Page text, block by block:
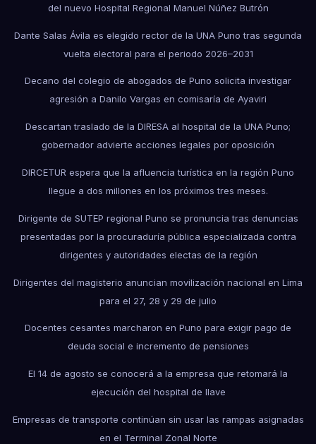
del nuevo Hospital Regional Manuel Núñez Butrón
Dante Salas Ávila es elegido rector de la UNA Puno tras segunda
vuelta electoral para el periodo 2026–2031
Decano del colegio de abogados de Puno solicita investigar
agresión a Danilo Vargas en comisaría de Ayaviri
Descartan traslado de la DIRESA al hospital de la UNA Puno;
gobernador advierte acciones legales por oposición
DIRCETUR espera que la afluencia turística en la región Puno
llegue a dos millones en los próximos tres meses.
Dirigente de SUTEP regional Puno se pronuncia tras denuncias
presentadas por la procuraduría pública especializada contra
dirigentes y autoridades electas de la región
Dirigentes del magisterio anuncian movilización nacional en Lima
para el 27, 28 y 29 de julio
Docentes cesantes marcharon en Puno para exigir pago de
deuda social e incremento de pensiones
El 14 de agosto se conocerá a la empresa que retomará la
ejecución del hospital de Ilave
Empresas de transporte continúan sin usar las rampas asignadas
en el Terminal Zonal Norte